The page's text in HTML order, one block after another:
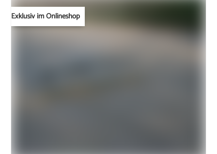
Exklusiv im Onlineshop